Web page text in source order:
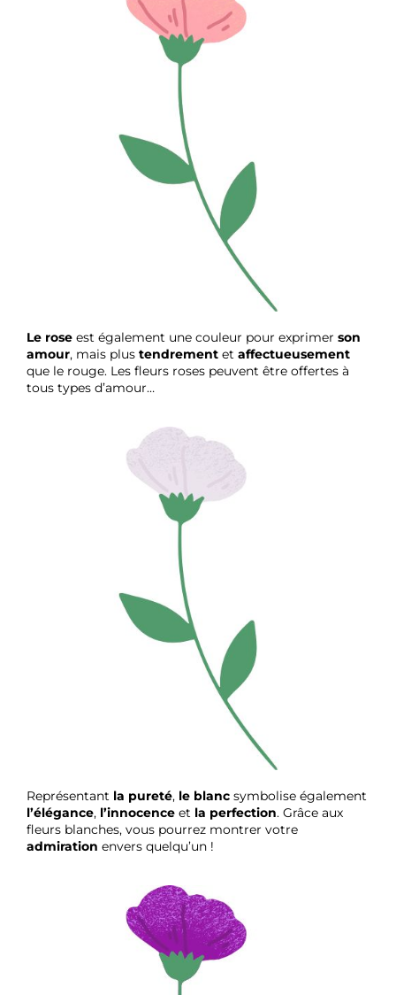
Le rose est également une couleur pour exprimer son
amour, mais plus tendrement et affectueusement
que le rouge. Les fleurs roses peuvent être offertes à
tous types d’amour…
Représentant la pureté, le blanc symbolise également
l’élégance, l’innocence et la perfection. Grâce aux
fleurs blanches, vous pourrez montrer votre
admiration envers quelqu’un !